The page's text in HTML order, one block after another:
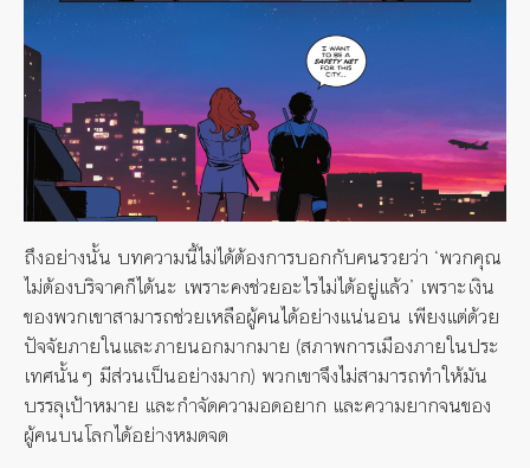
ถึงอย่างนั้น บทความนี้ไม่ได้ต้องการบอกกับคนรวยว่า ‘พวกคุณ
ไม่ต้องบริจาคก็ได้นะ เพราะคงช่วยอะไรไม่ได้อยู่แล้ว’ เพราะเงิน
ของพวกเขาสามารถช่วยเหลือผู้คนได้อย่างแน่นอน เพียงแต่ด้วย
ปัจจัยภายในและภายนอกมากมาย (สภาพการเมืองภายในประ
เทศนั้นๆ มีส่วนเป็นอย่างมาก) พวกเขาจึงไม่สามารถทำให้มัน
บรรลุเป้าหมาย และกำจัดความอดอยาก และความยากจนของ
ผู้คนบนโลกได้อย่างหมดจด